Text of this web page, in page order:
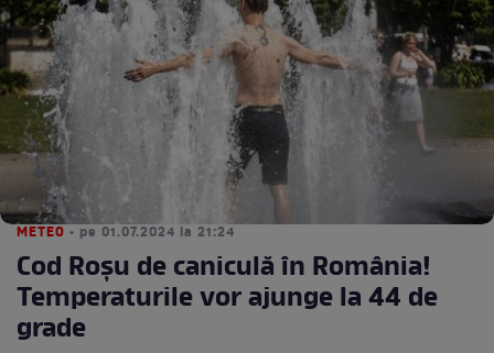
METEO • pe 01.07.2024 la 21:24
Cod Roșu de caniculă în România!
Temperaturile vor ajunge la 44 de
grade